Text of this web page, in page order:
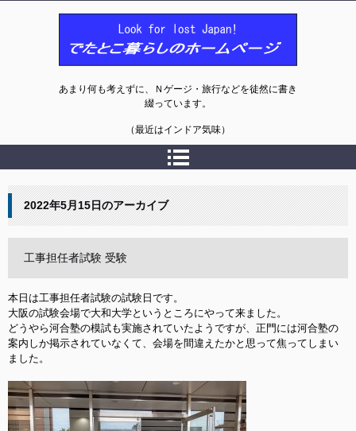
あまり何も考えずに、Ｎゲージ・旅行などを徒然に書き
綴っています。
（最近はインドア気味）
2022年5月15日のアーカイブ
工事担任者試験 受験
本日は工事担任者試験の試験日です。
大阪の試験会場で大和大学というところにやって来ました。
どうやら河合塾の模試も実施されていたようですが、正門には河合塾の
案内しか掲示されていなくて、会場を間違えたかと思って焦ってしまい
ました。